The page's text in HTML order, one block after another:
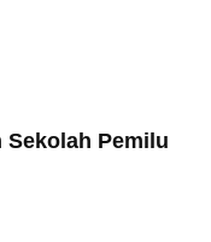
Pemilu